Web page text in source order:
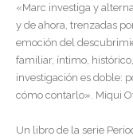
«Marc investiga y
y de ahora, trenzadas
emoción del
familiar, íntimo,
investigación es doble:
cómo contarlo». Miqui
Un libro de la serie